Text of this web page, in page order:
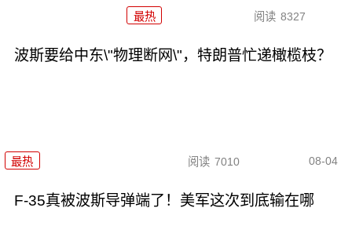
最热 阅读 8327
波斯要给中东\"物理断网\"，特朗普忙递橄榄枝？
最热 阅读 7010 08-04
F-35真被波斯导弹端了！美军这次到底输在哪